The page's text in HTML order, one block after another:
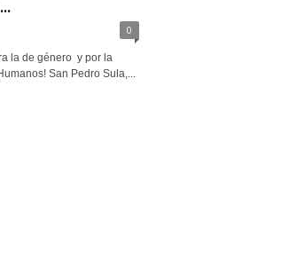
0
la de género y por la
San Pedro Sula,...